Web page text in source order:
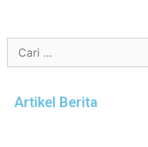
Artikel Berita